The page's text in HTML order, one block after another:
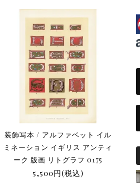
装飾写本 / アルファベット イル
ミネーション イギリス アンティ
ーク 版画 リトグラフ 0175
5,500円(税込)